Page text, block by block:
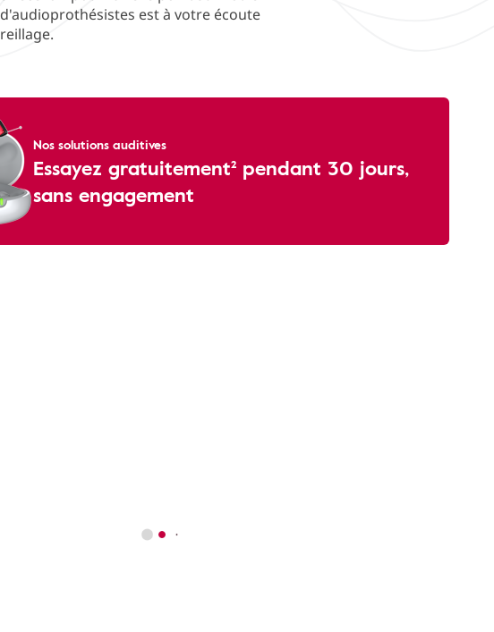
est à votre écoute
Nos solutions auditives
Essayez gratuitement² pendant 30 jours,
sans engagement